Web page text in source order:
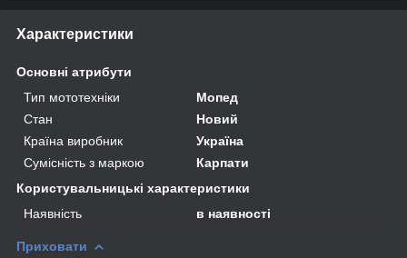
Характеристики
Основні атрибути
Тип мототехніки
Мопед
Стан
Новий
Країна виробник
Україна
Сумісність з маркою
Карпати
Користувальницькі характеристики
Наявність
в наявності
Приховати